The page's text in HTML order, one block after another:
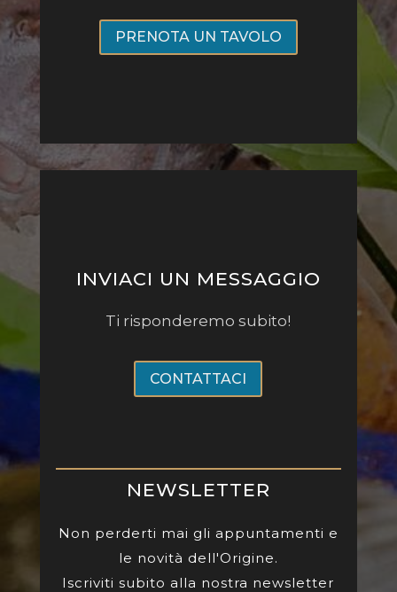
PRENOTA UN TAVOLO
INVIACI UN MESSAGGIO
Ti risponderemo subito!
CONTATTACI
NEWSLETTER
Non perderti mai gli appuntamenti e
le novità dell'Origine.
Iscriviti subito alla nostra newsletter